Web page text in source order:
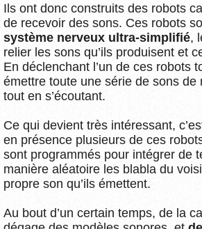
Ils ont donc construits des robots
de recevoir des sons. Ces robots
système nerveux ultra-simplifié,
relier les sons qu’ils produisent et
En déclenchant l’un de ces robots
émettre toute une série de sons de
tout en s’écoutant.
Ce qui devient très intéressant,
en présence plusieurs de ces
sont programmés pour intégrer de
manière aléatoire les blabla du
propre son qu’ils émettent.
Au bout d’un certain temps, de la